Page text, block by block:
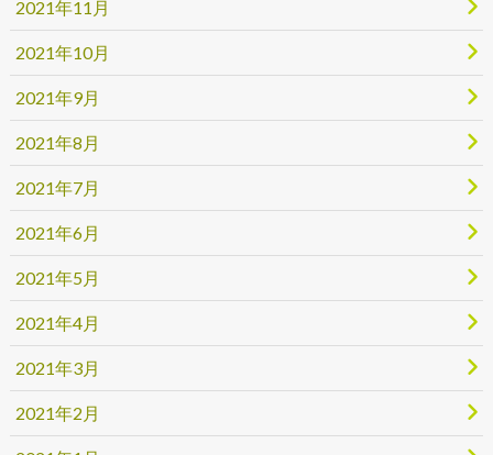
2021年11月
2021年10月
2021年9月
2021年8月
2021年7月
2021年6月
2021年5月
2021年4月
2021年3月
2021年2月